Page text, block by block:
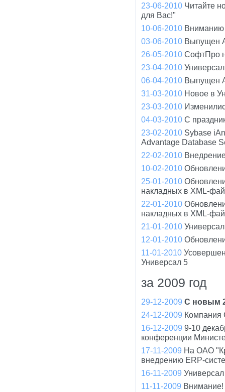
23-06-2010 Читайте
для Вас!"
10-06-2010 Вниманию
03-06-2010 Выпущен
26-05-2010 СофтПро
23-04-2010 Универсал
06-04-2010 Выпущен
31-03-2010 Новое в
23-03-2010
04-03-2010 С
23-02-2010 Sybase
Advantage Database
22-02-2010
10-02-2010
25-01-2010
накладных в XML-
22-01-2010
накладных в XML-
21-01-2010 Универсал
12-01-2010
11-01-2010
Универсал 5
за 2009 год
29-12-2009 С новым
24-12-2009 Компания
16-12-2009 9-10
конференции
17-11-2009 На ОАО
внедрению ERP-
16-11-2009 Универсал
11-11-2009